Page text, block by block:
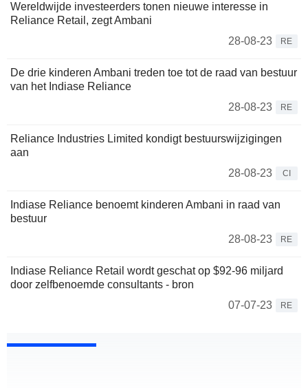
Wereldwijde investeerders tonen nieuwe interesse in
Reliance Retail, zegt Ambani
28-08-23
RE
De drie kinderen Ambani treden toe tot de raad van bestuur
van het Indiase Reliance
28-08-23
RE
Reliance Industries Limited kondigt bestuurswijzigingen
aan
28-08-23
CI
Indiase Reliance benoemt kinderen Ambani in raad van
bestuur
28-08-23
RE
Indiase Reliance Retail wordt geschat op $92-96 miljard
door zelfbenoemde consultants - bron
07-07-23
RE